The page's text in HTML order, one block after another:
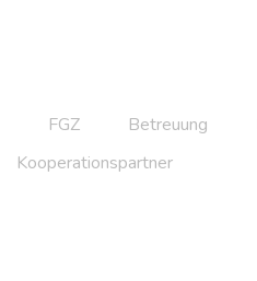
FGZ Betreuung
Kooperationspartner